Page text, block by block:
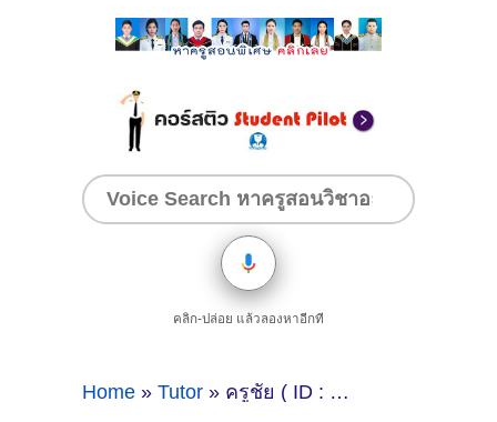
คลิก-ปล่อย แล้วลองหาอีกที
Home » Tutor » ครูชัย ( ID : 10723 ) สอนวิชาคณิตศาสตร์